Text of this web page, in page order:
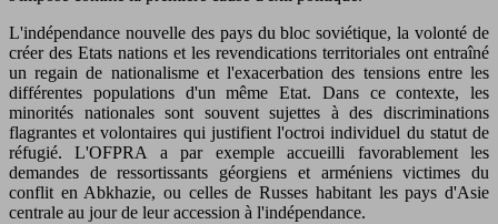
L'indépendance nouvelle des pays du bloc soviétique, la volonté de
créer des Etats nations et les revendications territoriales ont entraîné
un regain de nationalisme et l'exacerbation des tensions entre les
différentes populations d'un même Etat. Dans ce contexte, les
minorités nationales sont souvent sujettes à des discriminations
flagrantes et volontaires qui justifient l'octroi individuel du statut de
réfugié. L'OFPRA a par exemple accueilli favorablement les
demandes de ressortissants géorgiens et arméniens victimes du
conflit en Abkhazie, ou celles de Russes habitant les pays d'Asie
centrale au jour de leur accession à l'indépendance.